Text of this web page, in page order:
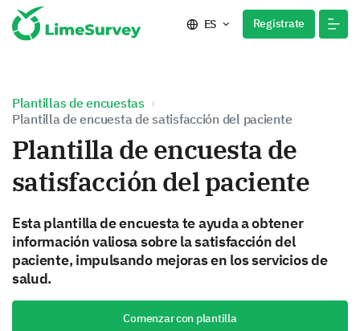
ES Registrate
Plantillas de encuestas
Plantilla de encuesta de satisfacción del paciente
Plantilla de encuesta de
satisfacción del paciente
Esta plantilla de encuesta te ayuda a obtener
información valiosa sobre la satisfacción del
paciente, impulsando mejoras en los servicios de
salud.
Comenzar con plantilla